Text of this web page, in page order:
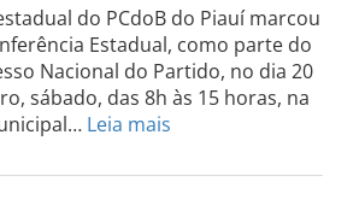
do
Sul
dia
do PCdoB do Piauí marcou
Estadual, como parte do
Nacional do Partido, no dia 20
sábado, das 8h às 15 horas, na
Leia mais
PI